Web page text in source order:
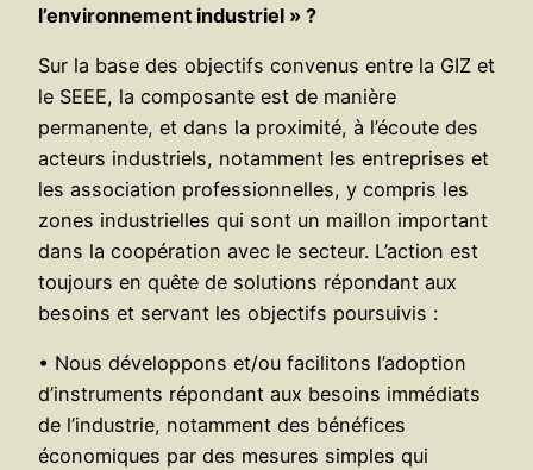
l’environnement industriel » ?
Sur la base des objectifs convenus entre la GIZ et
le SEEE, la composante est de manière
permanente, et dans la proximité, à l’écoute des
acteurs industriels, notamment les entreprises et
les association professionnelles, y compris les
zones industrielles qui sont un maillon important
dans la coopération avec le secteur. L’action est
toujours en quête de solutions répondant aux
besoins et servant les objectifs poursuivis :
• Nous développons et/ou facilitons l’adoption
d’instruments répondant aux besoins immédiats
de l’industrie, notamment des bénéfices
économiques par des mesures simples qui